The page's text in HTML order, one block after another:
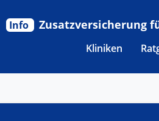
Kliniken
Info Zusatzversicherung